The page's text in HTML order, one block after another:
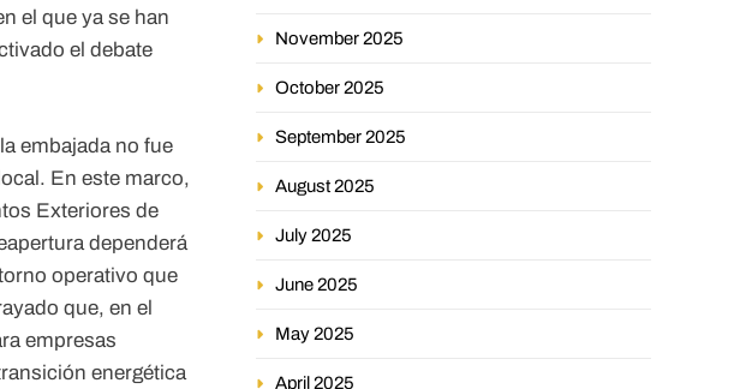
el que ya se han
el debate
embajada no fue
En este marco,
Exteriores de
dependerá
operativo que
que, en el
empresas
energética
November 2025
October 2025
September 2025
August 2025
July 2025
June 2025
May 2025
April 2025